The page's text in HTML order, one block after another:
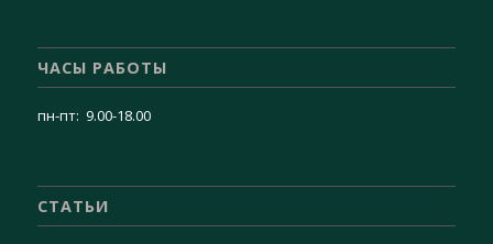
ЧАСЫ РАБОТЫ
пн-пт: 9.00-18.00
СТАТЬИ